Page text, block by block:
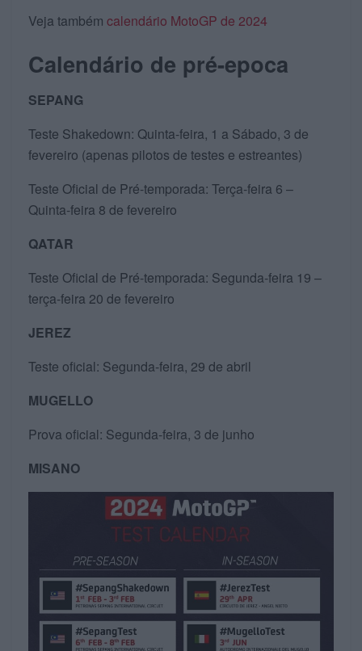
Veja também calendário MotoGP de 2024
Calendário de pré-epoca
SEPANG
Teste Shakedown: Quinta-feira, 1 a Sábado, 3 de
fevereiro (apenas pilotos de testes e estreantes)
Teste Oficial de Pré-temporada: Terça-feira 6 –
Quinta-feira 8 de fevereiro
QATAR
Teste Oficial de Pré-temporada: Segunda-feira 19 –
terça-feira 20 de fevereiro
JEREZ
Teste oficial: Segunda-feira, 29 de abril
MUGELLO
Prova oficial: Segunda-feira, 3 de junho
MISANO